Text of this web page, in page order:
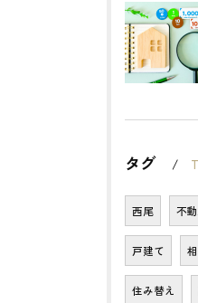
タグ
西尾 不
戸建て
住み替え